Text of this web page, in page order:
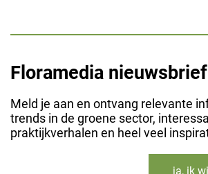
Floramedia nieuwsbrief
Meld je aan en ontvang relevante
trends in de groene sector,
praktijkverhalen en heel veel
ja, ik